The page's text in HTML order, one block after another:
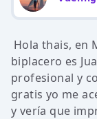
Hola thais, en
biplacero es
profesional y
gratis yo me
y vería que